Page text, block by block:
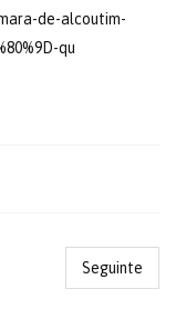
de-alcoutim-
qu
Seguinte